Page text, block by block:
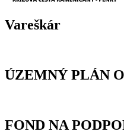
Vareškár
ÚZEMNÝ PLÁN
FOND NA